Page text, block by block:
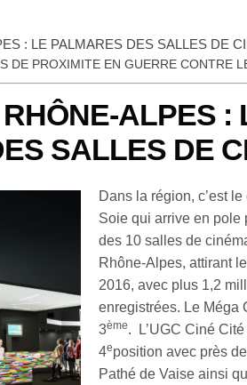
: LE PALMARES DES SALLES DE
DE PROXIMITE EN GUERRE CONTRE
ALPES :
SALLES DE
Dans la région, c’est
Soie qui arrive en pole
des 10 salles de
Rhône-Alpes, attirant
2016, avec plus 1,2
enregistrées. Le Méga
3ème. L’UGC Ciné
4eposition avec près
Pathé de Vaise ainsi